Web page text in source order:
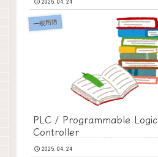
2025.04.24
一般用語
PLC / Programmable Logic
Controller
2025.04.24